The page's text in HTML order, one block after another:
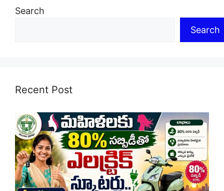
Search
Search
Recent Post